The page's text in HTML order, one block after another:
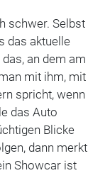
schwer. Selbst
das aktuelle
an dem am
mit ihm, mit
spricht, wenn
das Auto
Blicke
dann merkt
Showcar ist